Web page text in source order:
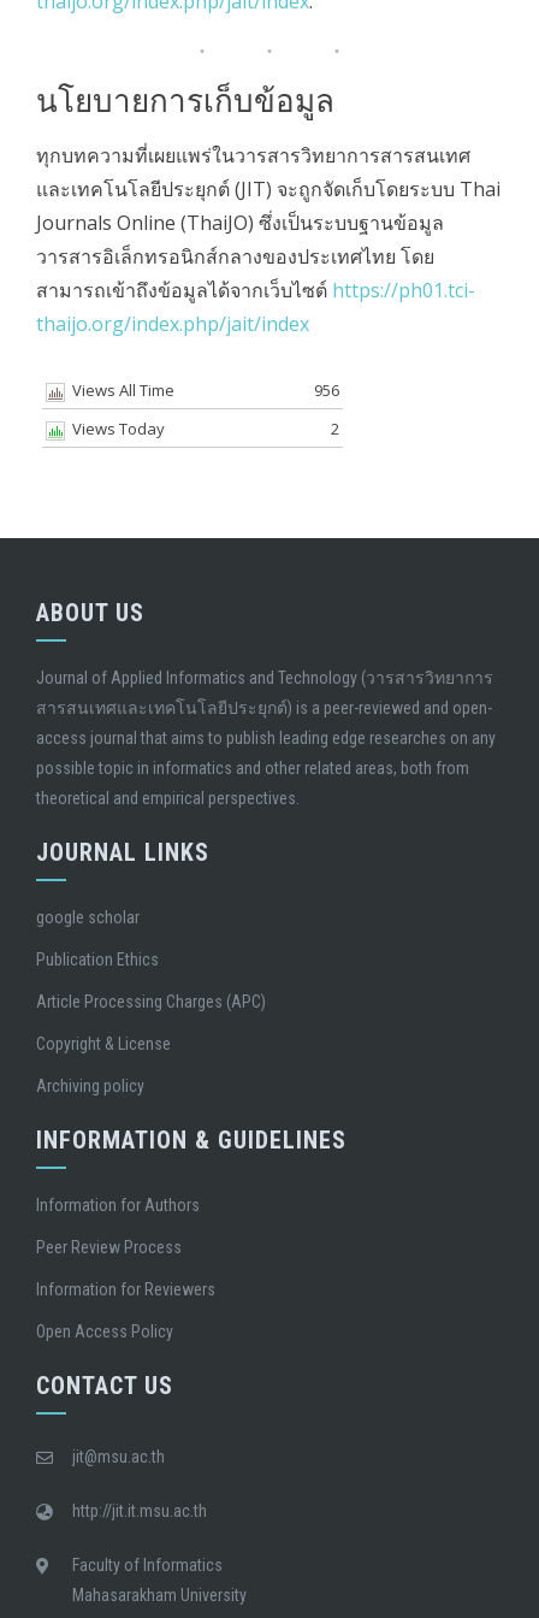
นโยบายการเก็บข้อมูล
ทุกบทความที่เผยแพร่ในวารสารวิทยาการสารสนเทศ
และเทคโนโลยีประยุกต์ (JIT) จะถูกจัดเก็บโดยระบบ Thai
Journals Online (ThaiJO) ซึ่งเป็นระบบฐานข้อมูล
วารสารอิเล็กทรอนิกส์กลางของประเทศไทย โดย
สามารถเข้าถึงข้อมูลได้จากเว็บไซต์ https://ph01.tci-
thaijo.org/index.php/jait/index
Views All Time
956
Views Today
2
ABOUT US
Journal of Applied Informatics and Technology (วารสารวิทยาการ
สารสนเทศและเทคโนโลยีประยุกต์) is a peer-reviewed and open-
access journal that aims to publish leading edge researches on any
possible topic in informatics and other related areas, both from
theoretical and empirical perspectives.
JOURNAL LINKS
google scholar
Publication Ethics
Article Processing Charges (APC)
Copyright & License
Archiving policy
INFORMATION & GUIDELINES
Information for Authors
Peer Review Process
Information for Reviewers
Open Access Policy
CONTACT US
jit@msu.ac.th
http://jit.it.msu.ac.th
Faculty of Informatics
Mahasarakham University